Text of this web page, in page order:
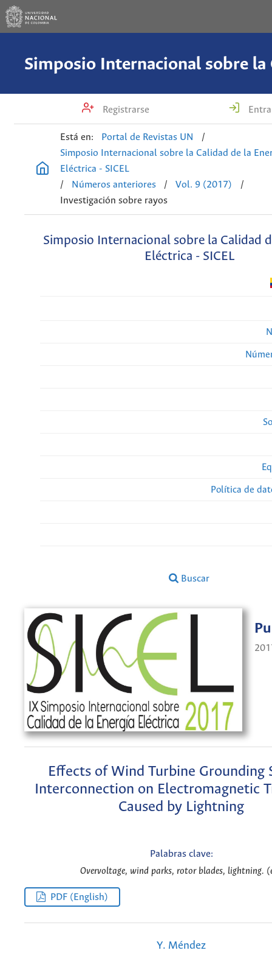
Registrarse
Está en: Portal de Revistas UN
/
Simposio Internacional sobre la Calidad de la
Eléctrica - SICEL
/
Números anteriores / Vol. 9 (2017)
/
Investigación sobre rayos
Simposio Internacional sobre la Calidad
Eléctrica - SICEL
Política de
Buscar
Effects of Wind Turbine Grounding
Interconnection on Electromagnetic
Caused by Lightning
Palabras clave:
Overvoltage, wind parks, rotor blades, lightning.
PDF (English)
Y. Méndez